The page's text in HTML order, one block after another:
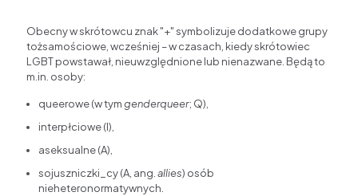
Obecny w skrótowcu znak "+" symbolizuje dodatkowe grupy
tożsamościowe, wcześniej – w czasach, kiedy skrótowiec
LGBT powstawał, nieuwzględnione lub nienazwane. Będą to
m.in. osoby:
queerowe (w tymgenderqueer; Q),
interpłciowe (I),
aseksualne (A),
sojuszniczki_cy (A, ang. allies) osób
nieheteronormatywnych.